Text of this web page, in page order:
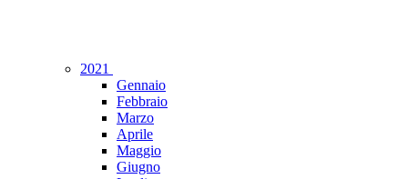
2021
Gennaio
Febbraio
Marzo
Aprile
Maggio
Giugno